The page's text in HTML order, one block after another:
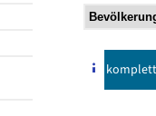
komplett